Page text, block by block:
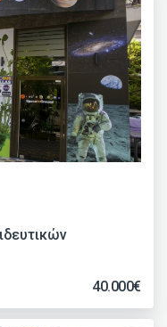
40.000€